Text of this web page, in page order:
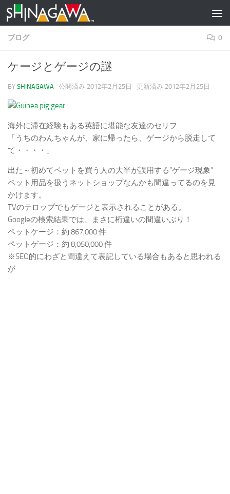
コンテンツへスキップ
ブログ 0
ケージとゲージの謎
BY SHINAGAWA · 公開済み 2012年2月25日 · 更新済み 2012年2月25日
海外に滞在経験もある英語に堪能な友達のセリフ
「うちのわんちゃんが、家に帰ったら、ゲージから脱走して
て・・・・」
出た～初めてペットを買う人の大半が誤用する”ゲージ現象”
ペット用品を扱うネットショップなんかも間違ってるのを見
かけます。
TVのテロップでもゲージと表示されることがある。
Googleの検索結果では、まさに桁違いの間違いぶり！
ペットケージ：約 867,000 件
ペットゲージ：約 8,050,000 件
※SEO的にわざと間違えて表記している場合もあると思われる
が